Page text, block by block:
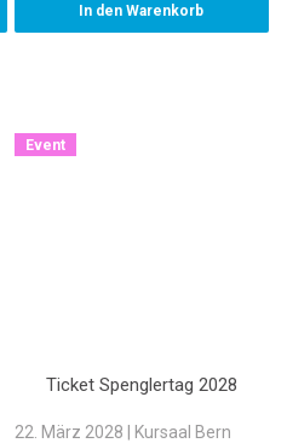
In den Warenkorb
Event
Ticket Spenglertag 2028
22. März 2028 | Kursaal Bern